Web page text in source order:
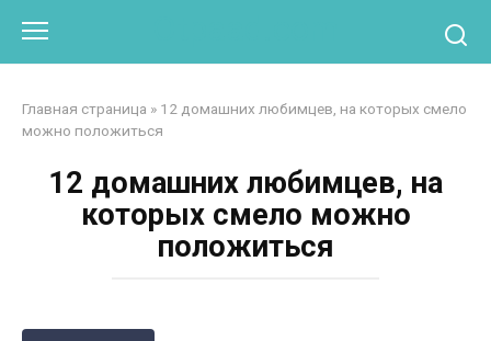
контенту
Главная страница » 12 домашних любимцев, на которых смело
можно положиться
12 домашних любимцев, на
которых смело можно
положиться